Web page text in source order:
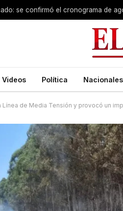
Videos Política Nacionales
Línea de Media Tensión y provocó un